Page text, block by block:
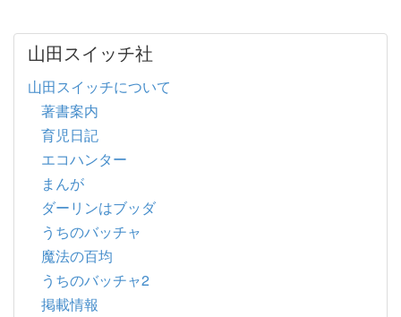
山田スイッチ社
山田スイッチについて
著書案内
育児日記
エコハンター
まんが
ダーリンはブッダ
うちのバッチャ
魔法の百均
うちのバッチャ2
掲載情報